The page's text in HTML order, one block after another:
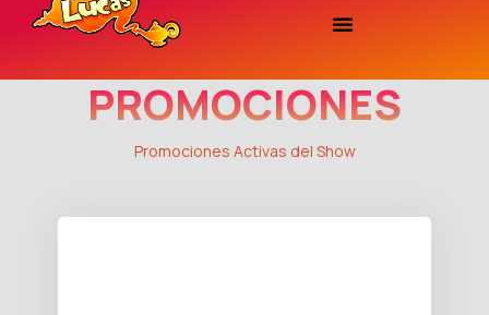
PROMOCIONES
Promociones Activas del Show